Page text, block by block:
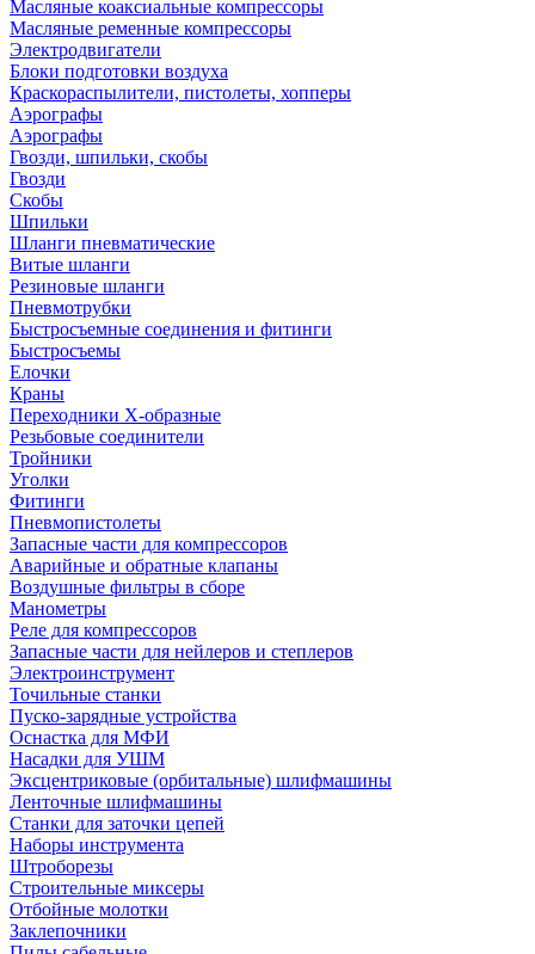
Масляные коаксиальные компрессоры
Масляные ременные компрессоры
Электродвигатели
Блоки подготовки воздуха
Краскораспылители, пистолеты, хопперы
Аэрографы
Аэрографы
Гвозди, шпильки, скобы
Гвозди
Скобы
Шпильки
Шланги пневматические
Витые шланги
Резиновые шланги
Пневмотрубки
Быстросъемные соединения и фитинги
Быстросъемы
Елочки
Краны
Переходники Х-образные
Резьбовые соединители
Тройники
Уголки
Фитинги
Пневмопистолеты
Запасные части для компрессоров
Аварийные и обратные клапаны
Воздушные фильтры в сборе
Манометры
Реле для компрессоров
Запасные части для нейлеров и степлеров
Электроинструмент
Точильные станки
Пуско-зарядные устройства
Оснастка для МФИ
Насадки для УШМ
Эксцентриковые (орбитальные) шлифмашины
Ленточные шлифмашины
Станки для заточки цепей
Наборы инструмента
Штроборезы
Строительные миксеры
Отбойные молотки
Заклепочники